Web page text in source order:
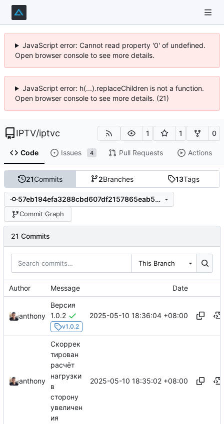
JavaScript error: Cannot read property '0' of undefined.
Open browser console to see more details.
JavaScript error: h(...).replaceChildren is not a function.
Open browser console to see more details. (21)
IPTV/iptvc 1 1 0
Code Issues 4 Pull Requests Actions
21Commits 2Branches 13Tags
57eb194efa3288cbd607df2157865eab518e9061
Commit Graph
21 Commits
This Branch
Author Message Date
anthony
Версия
1.0.2
v1.0.2
2025-05-10 18:36:04 +08:00
anthony
Скоррек
тирован
расчёт
нагрузки
в
сторону
увеличен
ия
2025-05-10 18:35:02 +08:00